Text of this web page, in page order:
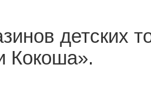
детских
Кокоша».